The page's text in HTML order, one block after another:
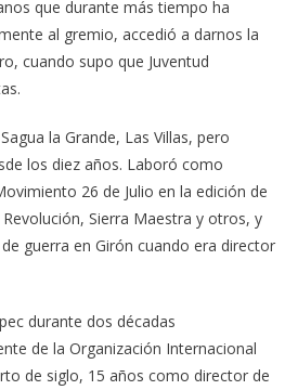
que durante más tiempo ha
al gremio, accedió a darnos la
cuando supo que Juventud
la Grande, Las Villas, pero
los diez años. Laboró como
26 de Julio en la edición de
Sierra Maestra y otros, y
guerra en Girón cuando era director
durante dos décadas
de la Organización Internacional
de siglo, 15 años como director de